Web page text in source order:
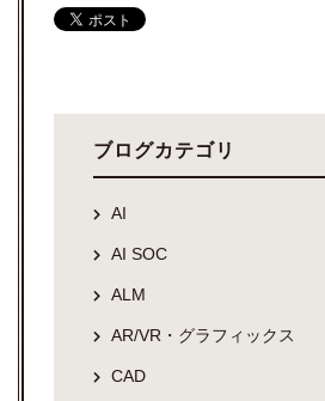
ブログカテゴリ
AI
AI SOC
ALM
AR/VR・グラフィックス
CAD